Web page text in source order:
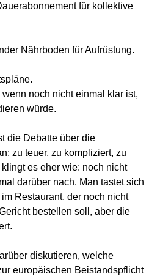
für kollektive
Nährboden für Aufrüstung.
noch nicht einmal klar ist,
würde.
die Debatte über die
zu teuer, zu kompliziert, zu
es eher wie: noch nicht
darüber nach. Man tastet sich
Restaurant, der noch nicht
bestellen soll, aber die
diskutieren, welche
europäischen Beistandspflicht